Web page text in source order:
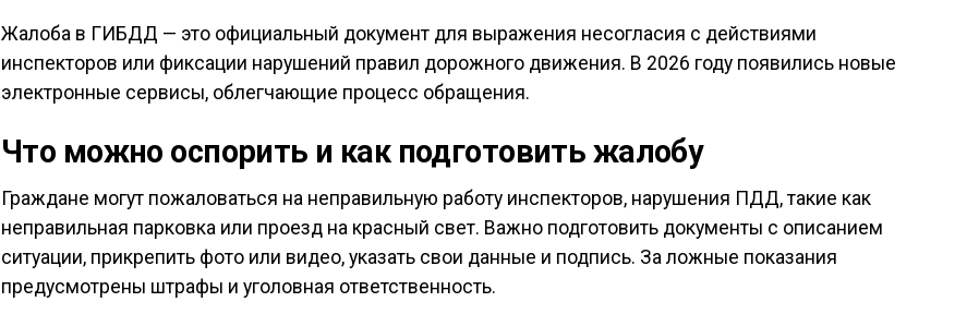
Жалоба в ГИБДД — это официальный документ для выражения несогласия с действиями
инспекторов или фиксации нарушений правил дорожного движения. В 2026 году появились новые
электронные сервисы, облегчающие процесс обращения.
Что можно оспорить и как подготовить жалобу
Граждане могут пожаловаться на неправильную работу инспекторов, нарушения ПДД, такие как
неправильная парковка или проезд на красный свет. Важно подготовить документы с описанием
ситуации, прикрепить фото или видео, указать свои данные и подпись. За ложные показания
предусмотрены штрафы и уголовная ответственность.